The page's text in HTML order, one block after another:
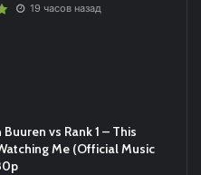
19 часов назад
vs Rank 1 – This
Me (Official Music